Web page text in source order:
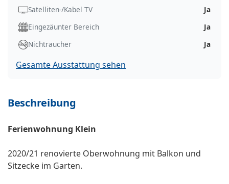
Satelliten-/Kabel TV
Ja
Eingezäunter Bereich
Ja
Nichtraucher
Ja
Gesamte Ausstattung sehen
Beschreibung
Ferienwohnung Klein
2020/21 renovierte Oberwohnung mit Balkon und
Sitzecke im Garten.